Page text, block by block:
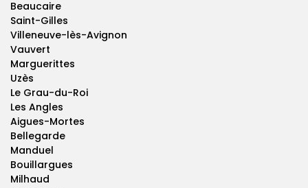
Beaucaire
Saint-Gilles
Villeneuve-lès-Avignon
Vauvert
Marguerittes
Uzès
Le Grau-du-Roi
Les Angles
Aigues-Mortes
Bellegarde
Manduel
Bouillargues
Milhaud